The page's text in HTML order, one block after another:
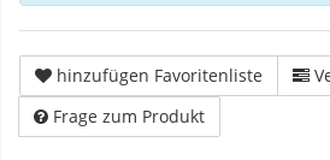
hinzufügen Favoritenliste
Frage zum Produkt